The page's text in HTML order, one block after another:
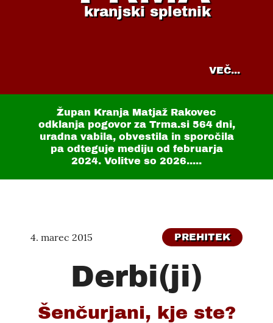
kranjski spletnik
VEČ...
Župan Kranja Matjaž Rakovec
odklanja pogovor za Trma.si 564 dni,
uradna vabila, obvestila in sporočila
pa odteguje mediju od februarja
2024. Volitve so 2026.....
4. marec 2015 PREHITEK
Derbi(ji)
Šenčurjani, kje ste?